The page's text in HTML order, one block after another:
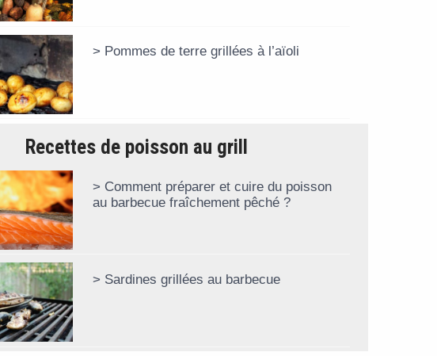
Pommes de terre grillées à l’aïoli
Recettes de poisson au grill
Comment préparer et cuire du poisson
au barbecue fraîchement pêché ?
Sardines grillées au barbecue